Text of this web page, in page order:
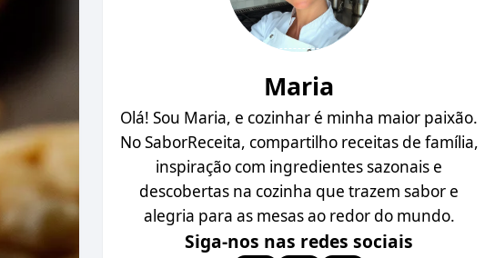
Maria
Olá! Sou Maria, e cozinhar é minha maior paixão.
No SaborReceita, compartilho receitas de família,
inspiração com ingredientes sazonais e
descobertas na cozinha que trazem sabor e
alegria para as mesas ao redor do mundo.
Siga-nos nas redes sociais